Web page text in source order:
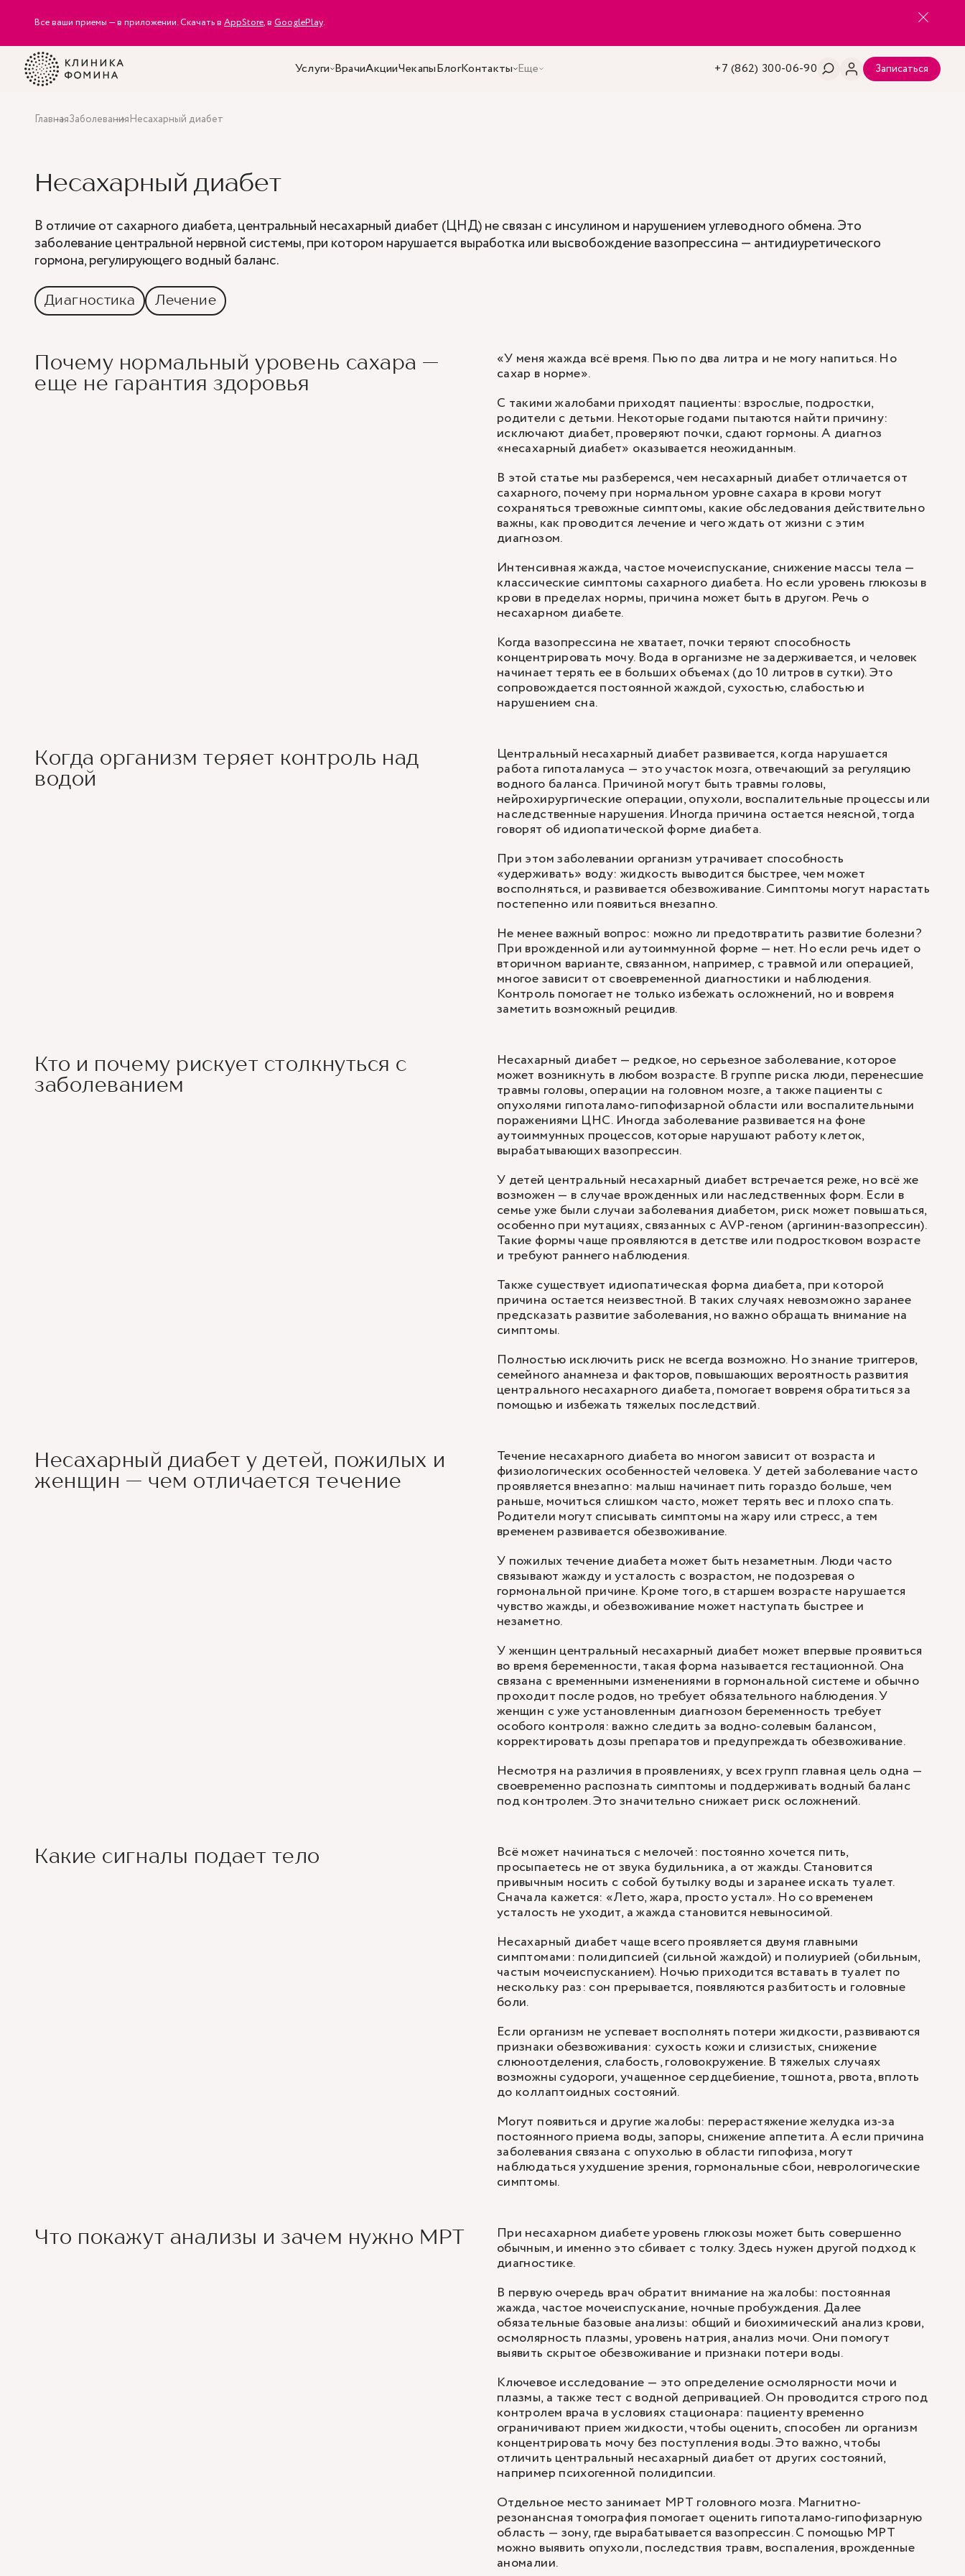
Все ваши приемы — в приложении. Скачать в AppStore, в GooglePlay.
Услуги ВрачиАкцииЧекапыБлогКонтакты Еще +7 (862) 300-06-90 Записаться
ГлавнаяЗаболеванияНесахарный диабет
Несахарный диабет
В отличие от сахарного диабета, центральный несахарный диабет (ЦНД) не связан с инсулином и нарушением углеводного обмена. Это
заболевание центральной нервной системы, при котором нарушается выработка или высвобождение вазопрессина — антидиуретического
гормона, регулирующего водный баланс.
Диагностика Лечение
Почему нормальный уровень сахара —
еще не гарантия здоровья
«У меня жажда всё время. Пью по два литра и не могу напиться. Но
сахар в норме».
С такими жалобами приходят пациенты: взрослые, подростки,
родители с детьми. Некоторые годами пытаются найти причину:
исключают диабет, проверяют почки, сдают гормоны. А диагноз
«несахарный диабет» оказывается неожиданным.
В этой статье мы разберемся, чем несахарный диабет отличается от
сахарного, почему при нормальном уровне сахара в крови могут
сохраняться тревожные симптомы, какие обследования действительно
важны, как проводится лечение и чего ждать от жизни с этим
диагнозом.
Интенсивная жажда, частое мочеиспускание, снижение массы тела —
классические симптомы сахарного диабета. Но если уровень глюкозы в
крови в пределах нормы, причина может быть в другом. Речь о
несахарном диабете.
Когда вазопрессина не хватает, почки теряют способность
концентрировать мочу. Вода в организме не задерживается, и человек
начинает терять ее в больших объемах (до 10 литров в сутки). Это
сопровождается постоянной жаждой, сухостью, слабостью и
нарушением сна.
Когда организм теряет контроль над
водой
Центральный несахарный диабет развивается, когда нарушается
работа гипоталамуса — это участок мозга, отвечающий за регуляцию
водного баланса. Причиной могут быть травмы головы,
нейрохирургические операции, опухоли, воспалительные процессы или
наследственные нарушения. Иногда причина остается неясной, тогда
говорят об идиопатической форме диабета.
При этом заболевании организм утрачивает способность
«удерживать» воду: жидкость выводится быстрее, чем может
восполняться, и развивается обезвоживание. Симптомы могут нарастать
постепенно или появиться внезапно.
Не менее важный вопрос: можно ли предотвратить развитие болезни?
При врожденной или аутоиммунной форме — нет. Но если речь идет о
вторичном варианте, связанном, например, с травмой или операцией,
многое зависит от своевременной диагностики и наблюдения.
Контроль помогает не только избежать осложнений, но и вовремя
заметить возможный рецидив.
Кто и почему рискует столкнуться с
заболеванием
Несахарный диабет — редкое, но серьезное заболевание, которое
может возникнуть в любом возрасте. В группе риска люди, перенесшие
травмы головы, операции на головном мозге, а также пациенты с
опухолями гипоталамо-гипофизарной области или воспалительными
поражениями ЦНС. Иногда заболевание развивается на фоне
аутоиммунных процессов, которые нарушают работу клеток,
вырабатывающих вазопрессин.
У детей центральный несахарный диабет встречается реже, но всё же
возможен — в случае врожденных или наследственных форм. Если в
семье уже были случаи заболевания диабетом, риск может повышаться,
особенно при мутациях, связанных с AVP-геном (аргинин-вазопрессин).
Такие формы чаще проявляются в детстве или подростковом возрасте
и требуют раннего наблюдения.
Также существует идиопатическая форма диабета, при которой
причина остается неизвестной. В таких случаях невозможно заранее
предсказать развитие заболевания, но важно обращать внимание на
симптомы.
Полностью исключить риск не всегда возможно. Но знание триггеров,
семейного анамнеза и факторов, повышающих вероятность развития
центрального несахарного диабета, помогает вовремя обратиться за
помощью и избежать тяжелых последствий.
Несахарный диабет у детей, пожилых и
женщин — чем отличается течение
Течение несахарного диабета во многом зависит от возраста и
физиологических особенностей человека. У детей заболевание часто
проявляется внезапно: малыш начинает пить гораздо больше, чем
раньше, мочиться слишком часто, может терять вес и плохо спать.
Родители могут списывать симптомы на жару или стресс, а тем
временем развивается обезвоживание.
У пожилых течение диабета может быть незаметным. Люди часто
связывают жажду и усталость с возрастом, не подозревая о
гормональной причине. Кроме того, в старшем возрасте нарушается
чувство жажды, и обезвоживание может наступать быстрее и
незаметно.
У женщин центральный несахарный диабет может впервые проявиться
во время беременности, такая форма называется гестационной. Она
связана с временными изменениями в гормональной системе и обычно
проходит после родов, но требует обязательного наблюдения. У
женщин с уже установленным диагнозом беременность требует
особого контроля: важно следить за водно-солевым балансом,
корректировать дозы препаратов и предупреждать обезвоживание.
Несмотря на различия в проявлениях, у всех групп главная цель одна —
своевременно распознать симптомы и поддерживать водный баланс
под контролем. Это значительно снижает риск осложнений.
Какие сигналы подает тело
Всё может начинаться с мелочей: постоянно хочется пить,
просыпаетесь не от звука будильника, а от жажды. Становится
привычным носить с собой бутылку воды и заранее искать туалет.
Сначала кажется: «Лето, жара, просто устал». Но со временем
усталость не уходит, а жажда становится невыносимой.
Несахарный диабет чаще всего проявляется двумя главными
симптомами: полидипсией (сильной жаждой) и полиурией (обильным,
частым мочеиспусканием). Ночью приходится вставать в туалет по
нескольку раз: сон прерывается, появляются разбитость и головные
боли.
Если организм не успевает восполнять потери жидкости, развиваются
признаки обезвоживания: сухость кожи и слизистых, снижение
слюноотделения, слабость, головокружение. В тяжелых случаях
возможны судороги, учащенное сердцебиение, тошнота, рвота, вплоть
до коллаптоидных состояний.
Могут появиться и другие жалобы: перерастяжение желудка из-за
постоянного приема воды, запоры, снижение аппетита. А если причина
заболевания связана с опухолью в области гипофиза, могут
наблюдаться ухудшение зрения, гормональные сбои, неврологические
симптомы.
Что покажут анализы и зачем нужно МРТ
При несахарном диабете уровень глюкозы может быть совершенно
обычным, и именно это сбивает с толку. Здесь нужен другой подход к
диагностике.
В первую очередь врач обратит внимание на жалобы: постоянная
жажда, частое мочеиспускание, ночные пробуждения. Далее
обязательные базовые анализы: общий и биохимический анализ крови,
осмолярность плазмы, уровень натрия, анализ мочи. Они помогут
выявить скрытое обезвоживание и признаки потери воды.
Ключевое исследование — это определение осмолярности мочи и
плазмы, а также тест с водной депривацией. Он проводится строго под
контролем врача в условиях стационара: пациенту временно
ограничивают прием жидкости, чтобы оценить, способен ли организм
концентрировать мочу без поступления воды. Это важно, чтобы
отличить центральный несахарный диабет от других состояний,
например психогенной полидипсии.
Отдельное место занимает МРТ головного мозга. Магнитно-
резонансная томография помогает оценить гипоталамо-гипофизарную
область — зону, где вырабатывается вазопрессин. С помощью МРТ
можно выявить опухоли, последствия травм, воспаления, врожденные
аномалии.